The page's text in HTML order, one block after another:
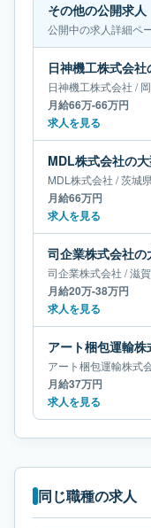
その他の公開求人
公開中の求人詳細ペ
日神機工株式会社 /
月給66万-66万円
求人を見る
MDL株式会社 /茨城県
月給66万円
求人を見る
司企業株式会社 /滋
月給20万-38万円
求人を見る
アート梱包運輸株式
月給37万円
求人を見る
同じ職種の求人